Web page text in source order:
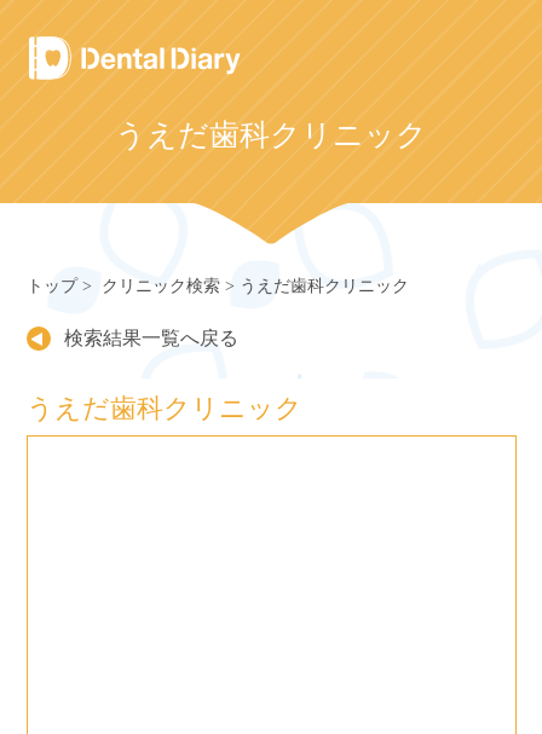
Skip
to
content
うえだ歯科クリニック
トップ クリニック検索 うえだ歯科クリニック
検索結果一覧へ戻る
うえだ歯科クリニック